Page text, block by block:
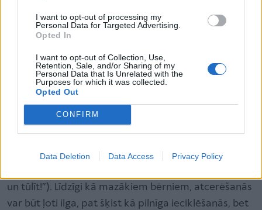
I want to opt-out of processing my
Personal Data for Targeted Advertising.
Opted In
I want to opt-out of Collection, Use,
Retention, Sale, and/or Sharing of my
Personal Data that Is Unrelated with the
Purposes for which it was collected.
Opted Out
CONFIRM
Data Deletion Data Access Privacy Policy
līdz apmēram 12 gadu vecumam, un svarīgāka vieta
ir paša bērna iztēlei. Atkal varam izdomāt kādu
aizraujošu pazušanas stāstu, iesaistot arī bērnu šajā
procesā. Esam mīļi, rotaļīgi un draudzīgi (vieglāk
pateikt nekā izdarīt, vai ne? Tā smej arī pati Elīna).
Mantas zaudējums arī četru, piecu un pat vairāk
nenoticis – caur noliegumu, gluži kā sērās (“Nē, tā
un tūlīt!”). Līdzīgi kā mazākiem bērniem, atcerēšanās
var būt ļoti ilga, pat šķist kā pilnīga ieciklēšanās, bet